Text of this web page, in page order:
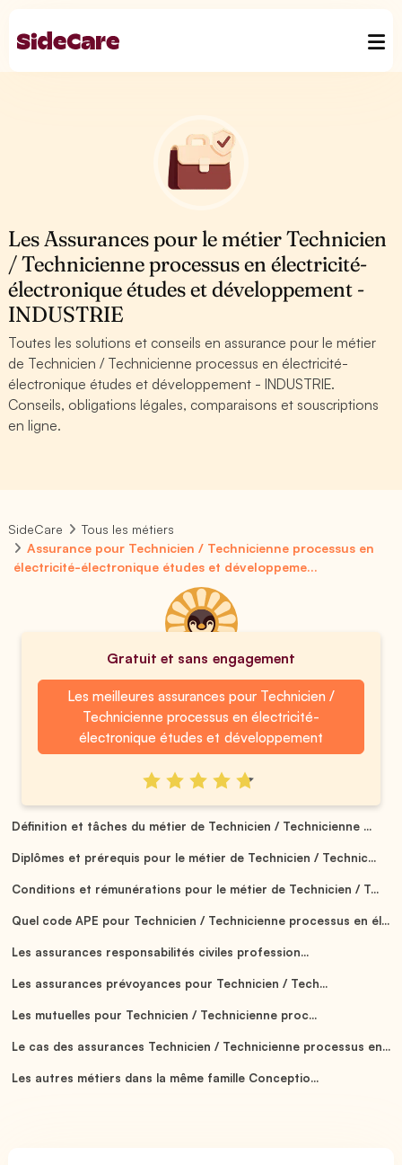
Les Assurances pour le métier Technicien
/ Technicienne processus en électricité-
électronique études et développement -
INDUSTRIE
Toutes les solutions et conseils en assurance pour le métier
de Technicien / Technicienne processus en électricité-
électronique études et développement - INDUSTRIE.
Conseils, obligations légales, comparaisons et souscriptions
en ligne.
SideCare
Tous les métiers
Assurance pour Technicien / Technicienne processus en
électricité-électronique études et développeme...
Gratuit et sans engagement
Les meilleures assurances pour Technicien /
Technicienne processus en électricité-
électronique études et développement
Définition et tâches du métier de Technicien / Technicienne ...
Diplômes et prérequis pour le métier de Technicien / Technic...
Conditions et rémunérations pour le métier de Technicien / T...
Quel code APE pour Technicien / Technicienne processus en él...
Les assurances responsabilités civiles profession...
Les assurances prévoyances pour Technicien / Tech...
Les mutuelles pour Technicien / Technicienne proc...
Le cas des assurances Technicien / Technicienne processus en...
Les autres métiers dans la même famille Conceptio...